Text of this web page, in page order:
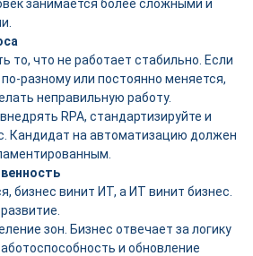
занимается более сложными и
то, что не работает стабильно. Если
разному или постоянно меняется,
неправильную работу.
RPA, стандартизируйте и
Кандидат на автоматизацию должен
бизнес винит ИТ, а ИТ винит бизнес.
зон. Бизнес отвечает за логику
и обновление